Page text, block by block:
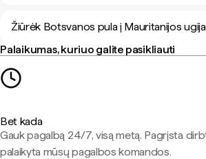
Žiūrėk Botsvanos pula į Mauritanijos
Palaikumas, kuriuo galite pasikliauti
Bet kada
Gauk pagalbą 24/7, visą metą. Pagrįsta
palaikyta mūsų pagalbos komandos.